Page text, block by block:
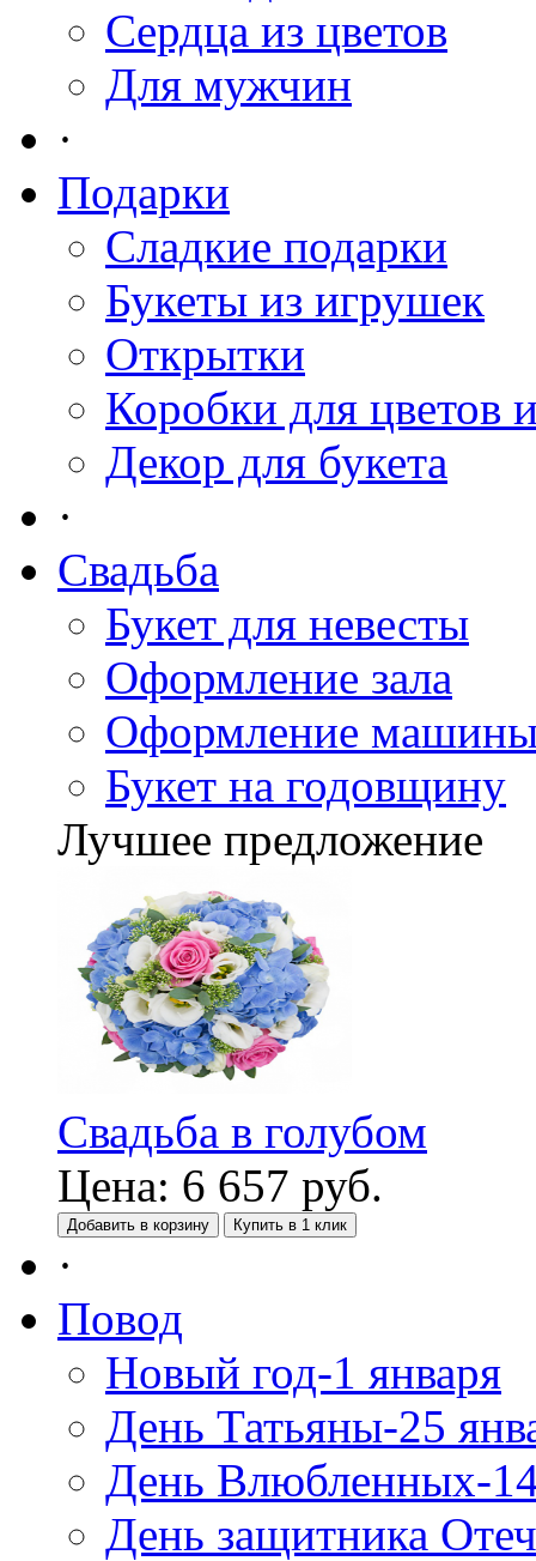
Сердца из цветов
Для мужчин
·
Подарки
Сладкие подарки
Букеты из игрушек
Открытки
Коробки для цветов
Декор для букета
·
Свадьба
Букет для невесты
Оформление зала
Оформление
Букет на годовщину
Лучшее предложение
Свадьба в голубом
Цена: 6 657 руб.
Добавить в корзину Купить в 1 клик
·
Повод
Новый год-1 января
День Татьяны-25
День Влюбленных-
День защитника